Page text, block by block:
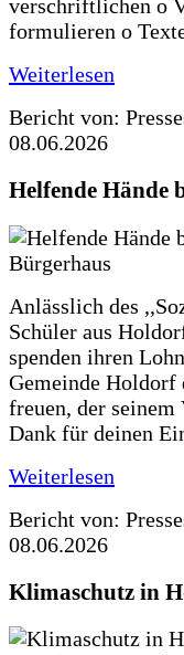
verschriftlichen o
formulieren o
Weiterlesen
Bericht von:
08.06.2026
Helfende Hände
Anlässlich des
Schüler aus
spenden ihren
Gemeinde
freuen, der
Dank für deinen
Weiterlesen
Bericht von:
08.06.2026
Klimaschutz in